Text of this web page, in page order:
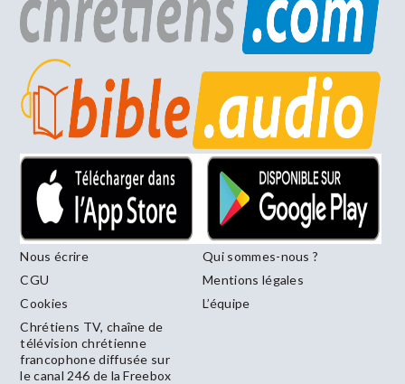
Nous écrire
Qui sommes-nous ?
CGU
Mentions légales
Cookies
L’équipe
Chrétiens TV, chaîne de
télévision chrétienne
francophone diffusée sur
le canal 246 de la Freebox